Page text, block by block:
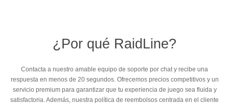
¿Por qué RaidLine?
Contacta a nuestro amable equipo de soporte por chat y recibe una
respuesta en menos de 20 segundos. Ofrecemos precios competitivos y un
servicio premium para garantizar que tu experiencia de juego sea fluida y
satisfactoria. Además, nuestra política de reembolsos centrada en el cliente